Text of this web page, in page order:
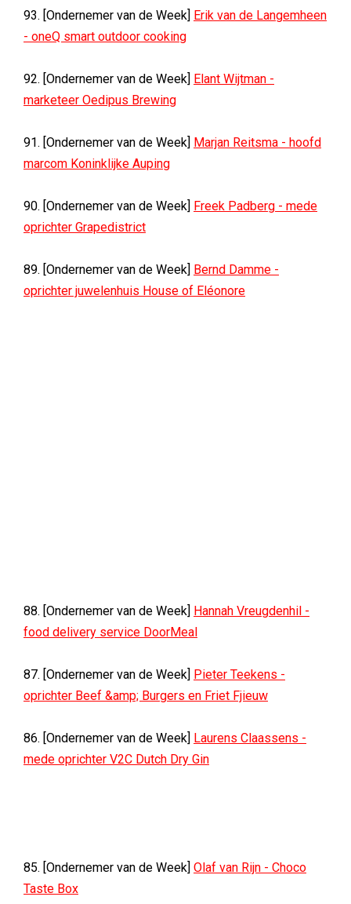
93. [Ondernemer van de Week] Erik van de Langemheen
- oneQ smart outdoor cooking
92. [Ondernemer van de Week] Elant Wijtman -
marketeer Oedipus Brewing
91. [Ondernemer van de Week] Marjan Reitsma - hoofd
marcom Koninklijke Auping
90. [Ondernemer van de Week] Freek Padberg - mede
oprichter Grapedistrict
89. [Ondernemer van de Week] Bernd Damme -
oprichter juwelenhuis House of Eléonore
88. [Ondernemer van de Week] Hannah Vreugdenhil -
food delivery service DoorMeal
87. [Ondernemer van de Week] Pieter Teekens -
oprichter Beef &amp; Burgers en Friet Fjieuw
86. [Ondernemer van de Week] Laurens Claassens -
mede oprichter V2C Dutch Dry Gin
85. [Ondernemer van de Week] Olaf van Rijn - Choco
Taste Box